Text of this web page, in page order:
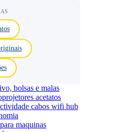
bolsas e malas
acetatos
cabos wifi hub
maquinas